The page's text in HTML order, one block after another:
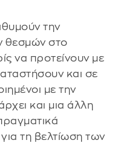
την
θεσμών στο
να προτείνουν με
και σε
με την
και μια άλλη
τη βελτίωση των